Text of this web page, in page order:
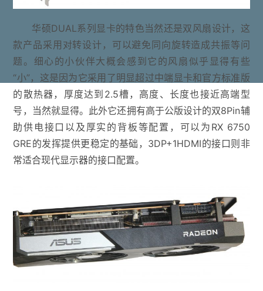
华硕DUAL系列显卡的特色当然还是双风扇设计，这
款产品采用对转设计，可以避免同向旋转造成共振等问
题。细心的小伙伴大概会感到它的风扇似乎显得有些
“小”，这是因为它采用了明显超过中端显卡和官方标准版
的散热器，厚度达到2.5槽，高度、长度也接近高端型
号，当然就显得。此外它还拥有高于公版设计的双8Pin辅
助供电接口以及厚实的背板等配置，可以为RX 6750
GRE的发挥提供更稳定的基础，3DP+1HDMI的接口则非
常适合现代显示器的接口配置。